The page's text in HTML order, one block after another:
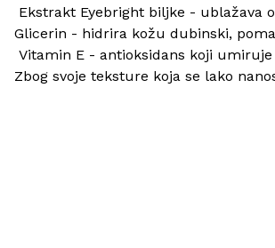
Ekstrakt Eyebright biljke - ublažava
Glicerin - hidrira kožu dubinski,
Vitamin E - antioksidans koji
Zbog svoje teksture koja se lako